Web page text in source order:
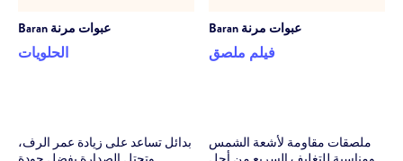
Baran عبوات مرنة
الحلويات
بدائل تساعد على زيادة عمر الرف،
Baran عبوات مرنة
فيلم ملصق
ملصقات مقاومة لأشعة الشمس